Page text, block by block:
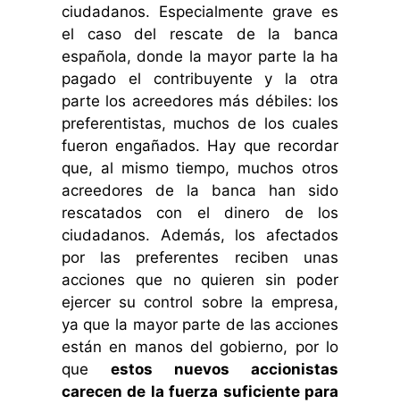
ciudadanos. Especialmente grave es
el caso del rescate de la banca
española, donde la mayor parte la ha
pagado el contribuyente y la otra
parte los acreedores más débiles: los
preferentistas, muchos de los cuales
fueron engañados. Hay que recordar
que, al mismo tiempo, muchos otros
acreedores de la banca han sido
rescatados con el dinero de los
ciudadanos. Además, los afectados
por las preferentes reciben unas
acciones que no quieren sin poder
ejercer su control sobre la empresa,
ya que la mayor parte de las acciones
están en manos del gobierno, por lo
que estos nuevos accionistas
carecen de la fuerza suficiente para